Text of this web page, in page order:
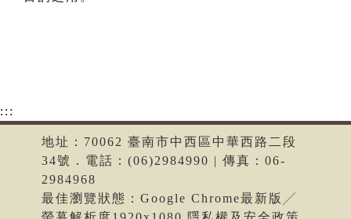
:::
地址：70062 臺南市中西區中華西路二段
34號．電話：(06)2984990 | 傳真：06-
2984968
最佳瀏覽狀態：Google Chrome最新版╱